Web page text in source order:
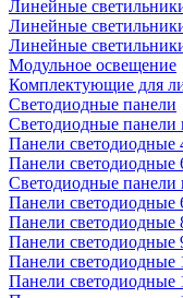
Линейные
Линейные
Линейные
Модульное освещение
Комплектующие для
Светодиодные панели
Светодиодные панели
Панели светодиодные
Панели светодиодные
Светодиодные панели
Панели светодиодные
Панели светодиодные
Панели светодиодные
Панели светодиодные
Панели светодиодные